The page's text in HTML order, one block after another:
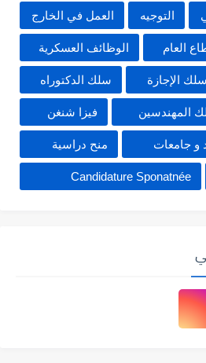
التوجيه العمل في الخارج
العام الوظائف العسكرية
سلك الإجازة سلك الدكتوراه
المهندسين فيزا شنغن
و جامعات منح دراسية
Candidature Sponatnée